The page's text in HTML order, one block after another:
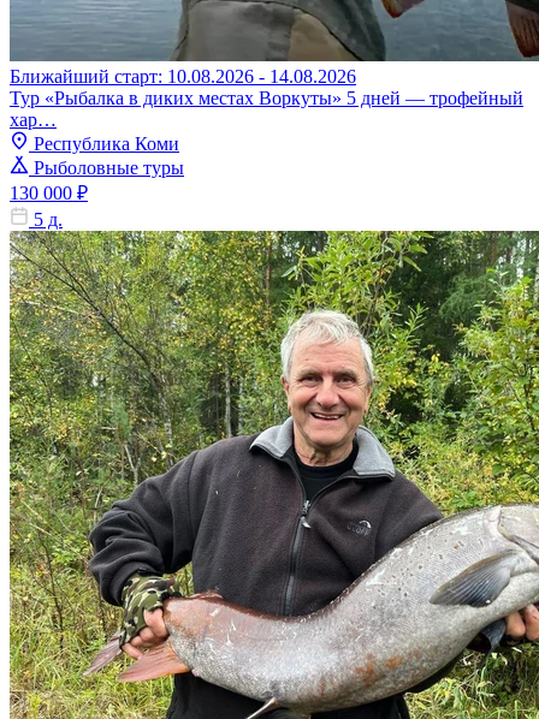
Ближайший старт: 10.08.2026 - 14.08.2026
Тур «Рыбалка в диких местах Воркуты» 5 дней — трофейный
хар…
Республика Коми
Рыболовные туры
130 000 ₽
5 д.